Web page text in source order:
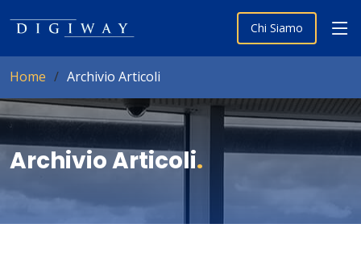
Chi Siamo
Home Archivio Articoli
Archivio Articoli.